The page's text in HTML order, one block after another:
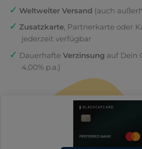
Weltweiter Versand (auch
Zusatzkarte, Partnerkarte oder
jederzeit verfügbar
DauerhafteVerzinsung auf Dein
4,00% p.a.)